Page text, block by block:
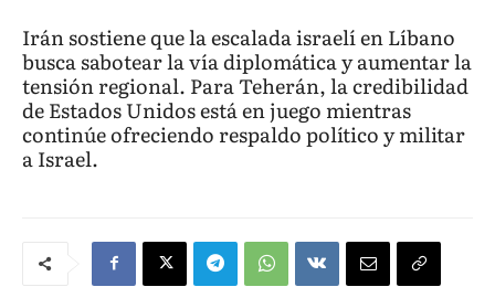
Irán sostiene que la escalada israelí en Líbano
busca sabotear la vía diplomática y aumentar la
tensión regional. Para Teherán, la credibilidad
de Estados Unidos está en juego mientras
continúe ofreciendo respaldo político y militar
a Israel.